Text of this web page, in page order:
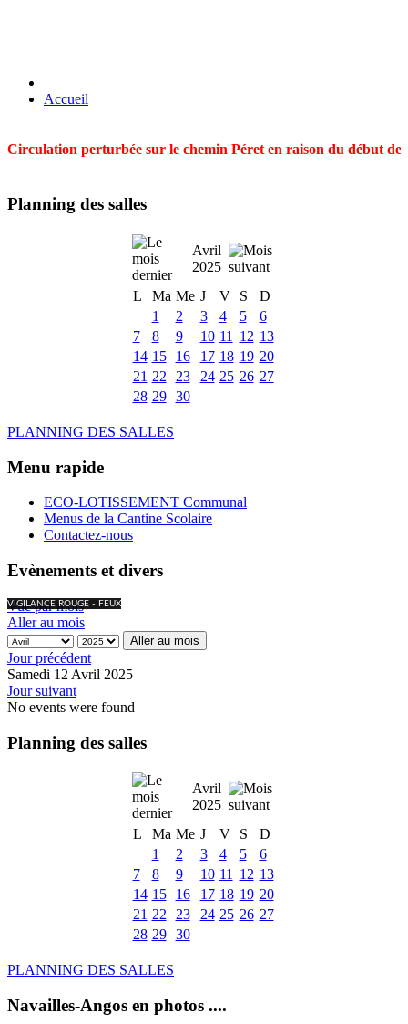
Accueil
Circulation perturbée sur le chemin Péret en raison du début
Planning des salles
Avril
2025
L
Ma Me J V S
D
1
2 3 4 5
6
7
8 9 10 11 12 13
14 15 16 17 18 19 20
21 22 23 24 25 26 27
28 29 30
PLANNING DES SALLES
Menu rapide
ECO-LOTISSEMENT Communal
Menus de la Cantine Scolaire
Contactez-nous
Evènements et divers
VIGILANCE ROUGE - FEUX
Vue par mois
Aller au mois
Aller au mois
Jour précédent
Samedi 12 Avril 2025
Jour suivant
No events were found
Planning des salles
Avril
2025
L
Ma Me J V S
D
1
2 3 4 5
6
7
8 9 10 11 12 13
14 15 16 17 18 19 20
21 22 23 24 25 26 27
28 29 30
PLANNING DES SALLES
Navailles-Angos en photos ....